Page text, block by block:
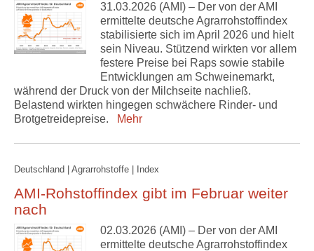
31.03.2026 (AMI) – Der von der AMI
ermittelte deutsche Agrarrohstoffindex
stabilisierte sich im April 2026 und hielt
sein Niveau. Stützend wirkten vor allem
festere Preise bei Raps sowie stabile
Entwicklungen am Schweinemarkt,
während der Druck von der Milchseite nachließ.
Belastend wirkten hingegen schwächere Rinder- und
Brotgetreidepreise.
Mehr
Deutschland | Agrarrohstoffe | Index
AMI-Rohstoffindex gibt im Februar weiter
nach
02.03.2026 (AMI) – Der von der AMI
ermittelte deutsche Agrarrohstoffindex